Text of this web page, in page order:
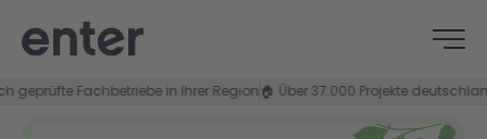
Fachbetriebe in Ihrer Region🏠 Über 37.000 Projekte